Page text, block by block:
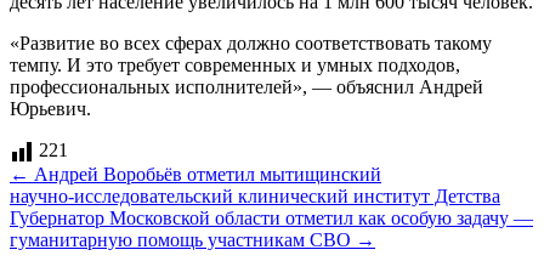
«Развитие во всех сферах должно соответствовать такому
темпу. И это требует современных и умных подходов,
профессиональных исполнителей», — объяснил Андрей
Юрьевич.
221
Навигация
по
записям
← Андрей Воробьёв отметил мытищинский
научно‑исследовательский клинический институт Детства
Губернатор Московской области отметил как особую задачу —
гуманитарную помощь участникам СВО →